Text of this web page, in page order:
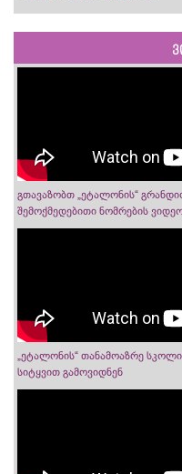
გთავაზობთ „ეტალონის“
შემოქმედებითი ნომრების
„ეტალონის“ თანამოაზრე
სიტყვით გამოვიდნენ